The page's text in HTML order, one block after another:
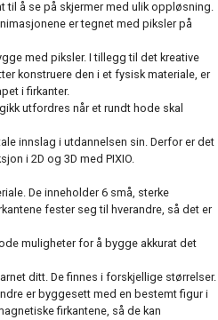
til å se på skjermer med ulik oppløsning.
er tegnet med piksler på
med piksler. I tillegg til det kreative
konstruere den i et fysisk materiale, er
i firkanter.
utfordres når et rundt hode skal
innslag i utdannelsen sin. Derfor er det
i 2D og 3D med PIXIO.
De inneholder 6 små, sterke
fester seg til hverandre, så det er
muligheter for å bygge akkurat det
ditt. De finnes i forskjellige størrelser.
er byggesett med en bestemt figur i
firkantene, så de kan